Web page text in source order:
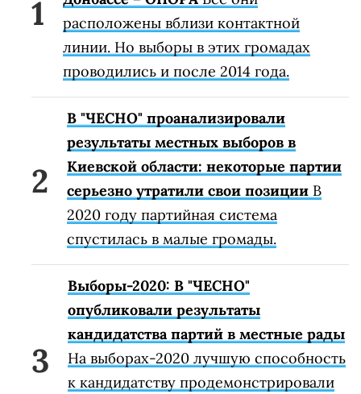
расположены вблизи контактной
линии. Но выборы в этих громадах
проводились и после 2014 года.
В "ЧЕСНО" проанализировали
результаты местных выборов в
Киевской области: некоторые партии
серьезно утратили свои позиции В
2020 году партийная система
спустилась в малые громады.
Выборы-2020: В "ЧЕСНО"
опубликовали результаты
кандидатства партий в местные рады
На выборах-2020 лучшую способность
к кандидатству продемонстрировали